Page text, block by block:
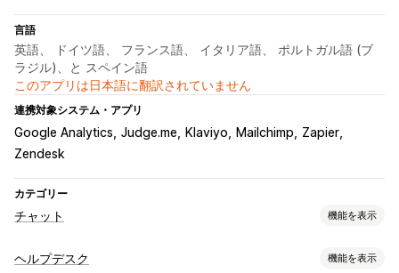
言語
英語、 ドイツ語、 フランス語、 イタリア語、 ポルトガル語 (ブ
ラジル)、と スペイン語
このアプリは日本語に翻訳されていません
連携対象システム・アプリ
Google Analytics Judge.me Klaviyo Mailchimp
Zapier
Zendesk
カテゴリー
チャット 機能を表示
リアルタイムメッセージ
ヘルプデスク 機能を表示